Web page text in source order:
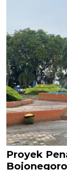
Proyek